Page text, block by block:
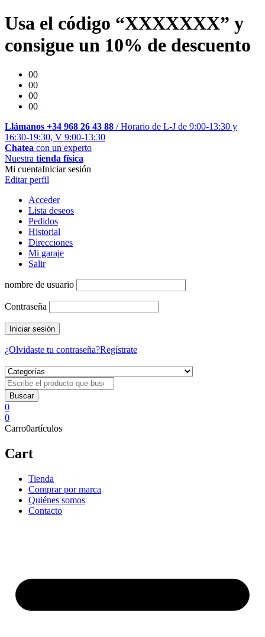
Usa el código “XXXXXXX” y
consigue un 10% de descuento
00
00
00
00
Llámanos +34 968 26 43 88 / Horario de L-J de 9:00-13:30 y
16:30-19:30, V 9:00-13:30
Chatea con un experto
Nuestra tienda física
Mi cuentaIniciar sesión
Editar perfil
Acceder
Lista deseos
Pedidos
Historial
Direcciones
Mi garaje
Salir
nombre de usuario
Contraseña
¿Olvidaste tu contraseña?Regístrate
0
0
Carro0artículos
Cart
Tienda
Comprar por marca
Quiénes somos
Contacto